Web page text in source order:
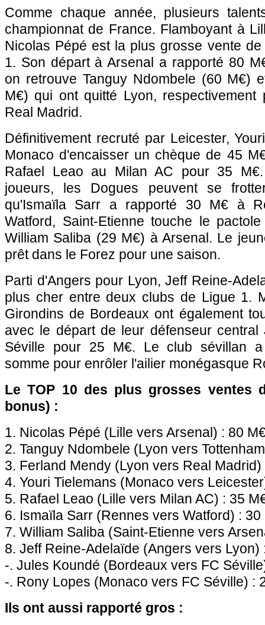
Comme chaque année, plusieurs
championnat de France. Flamboyant à
Nicolas Pépé est la plus grosse vente
1. Son départ à Arsenal a rapporté 80
on retrouve Tanguy Ndombele (60 M€)
M€) qui ont quitté Lyon, respectivement
Real Madrid.
Définitivement recruté par Leicester,
Monaco d'encaisser un chèque de 45
Rafael Leao au Milan AC pour 35
joueurs, les Dogues peuvent se
qu'Ismaïla Sarr a rapporté 30 M€ à
Watford, Saint-Etienne touche le
William Saliba (29 M€) à Arsenal. Le
prêt dans le Forez pour une saison.
Parti d'Angers pour Lyon, Jeff Reine-
plus cher entre deux clubs de Ligue 1.
Girondins de Bordeaux ont également
avec le départ de leur défenseur
Séville pour 25 M€. Le club sévillan
somme pour enrôler l'ailier monégasque
Le TOP 10 des plus grosses ventes
bonus) :
1. Nicolas Pépé (Lille vers Arsenal) : 80
2. Tanguy Ndombele (Lyon vers
3. Ferland Mendy (Lyon vers Real Madrid)
4. Youri Tielemans (Monaco vers
5. Rafael Leao (Lille vers Milan AC) : 35
6. Ismaïla Sarr (Rennes vers Watford) : 30
7. William Saliba (Saint-Etienne vers
8. Jeff Reine-Adelaïde (Angers vers Lyon)
-. Jules Koundé (Bordeaux vers FC
-. Rony Lopes (Monaco vers FC Séville) :
Ils ont aussi rapporté gros :